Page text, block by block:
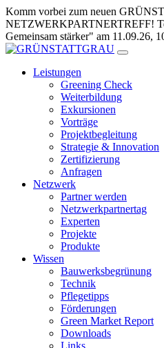
Zum
Inhalt
springen
Komm vorbei zum neuen
NETZWERKPARTNERTREFF!
Gemeinsam stärker" am 11.09.26,
Leistungen
Greening Check
Weiterbildung
Exkursionen
Vorträge
Projektbegleitung
Strategie & Innovation
Zertifizierung
Anfragen
Netzwerk
Partner werden
Netzwerkpartnertag
Experten
Projekte
Produkte
Wissen
Bauwerksbegrünung
Technik
Pflegetipps
Förderungen
Green Market Report
Downloads
Links